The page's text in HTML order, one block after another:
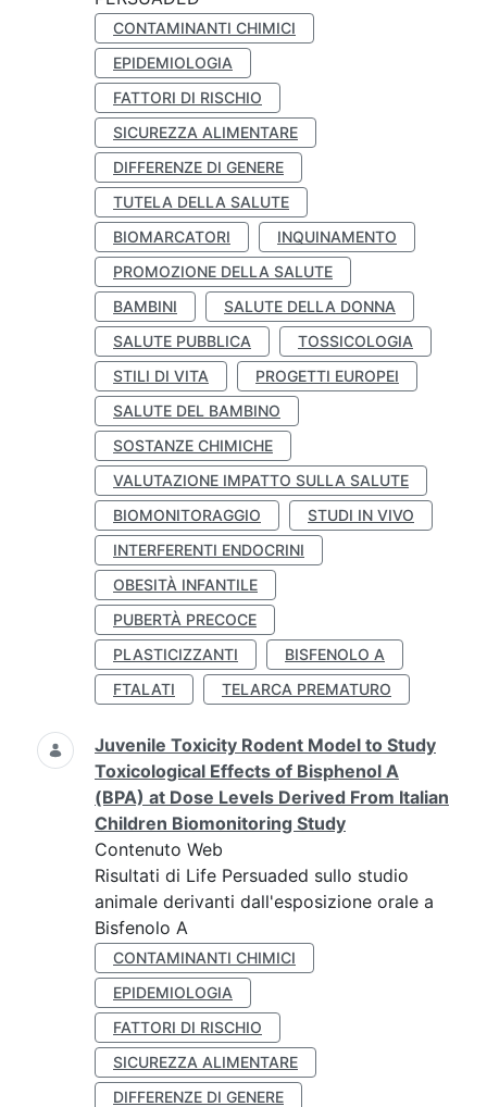
CONTAMINANTI CHIMICI
EPIDEMIOLOGIA
FATTORI DI RISCHIO
SICUREZZA ALIMENTARE
DIFFERENZE DI GENERE
TUTELA DELLA SALUTE
BIOMARCATORI
INQUINAMENTO
PROMOZIONE DELLA SALUTE
BAMBINI
SALUTE DELLA DONNA
SALUTE PUBBLICA
TOSSICOLOGIA
STILI DI VITA
PROGETTI EUROPEI
SALUTE DEL BAMBINO
SOSTANZE CHIMICHE
VALUTAZIONE IMPATTO SULLA SALUTE
BIOMONITORAGGIO
STUDI IN VIVO
INTERFERENTI ENDOCRINI
OBESITÀ INFANTILE
PUBERTÀ PRECOCE
PLASTICIZZANTI
BISFENOLO A
FTALATI
TELARCA PREMATURO
Juvenile Toxicity Rodent Model to Study
Toxicological Effects of Bisphenol A
(BPA) at Dose Levels Derived From Italian
Children Biomonitoring Study
Contenuto Web
Risultati di Life Persuaded sullo studio
animale derivanti dall'esposizione orale a
Bisfenolo A
CONTAMINANTI CHIMICI
EPIDEMIOLOGIA
FATTORI DI RISCHIO
SICUREZZA ALIMENTARE
DIFFERENZE DI GENERE